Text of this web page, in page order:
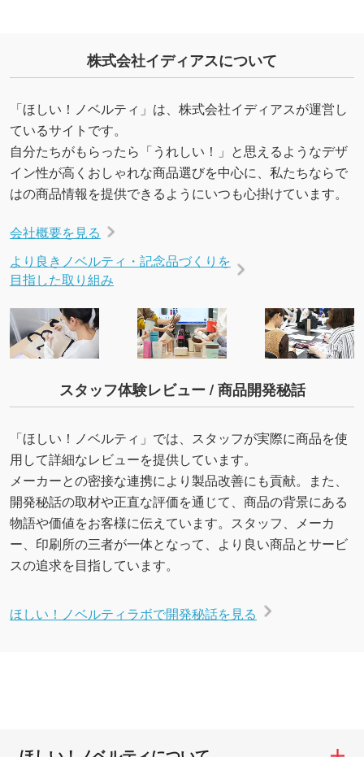
株式会社イディアスについて
「ほしい！ノベルティ」は、株式会社イディアスが運営し
ているサイトです。
自分たちがもらったら「うれしい！」と思えるようなデザ
イン性が高くおしゃれな商品選びを中心に、私たちならで
はの商品情報を提供できるようにいつも心掛けています。
会社概要を見る
より良きノベルティ・記念品づくりを
目指した取り組み
スタッフ体験レビュー / 商品開発秘話
「ほしい！ノベルティ」では、スタッフが実際に商品を使
用して詳細なレビューを提供しています。
メーカーとの密接な連携により製品改善にも貢献。また、
開発秘話の取材や正直な評価を通じて、商品の背景にある
物語や価値をお客様に伝えています。スタッフ、メーカ
ー、印刷所の三者が一体となって、より良い商品とサービ
スの追求を目指しています。
ほしい！ノベルティラボで開発秘話を見る